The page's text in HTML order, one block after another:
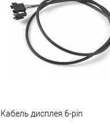
Кабель дисплея 6-pin